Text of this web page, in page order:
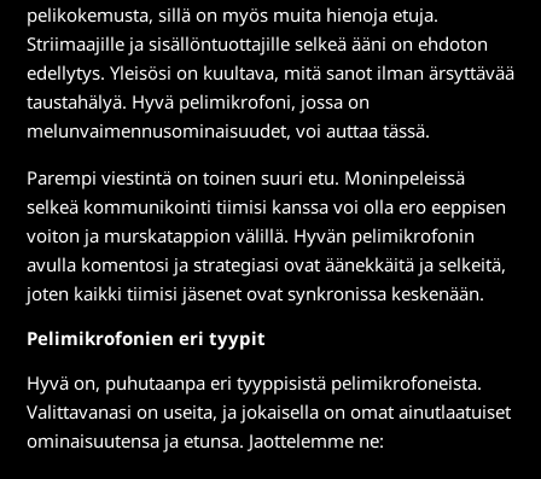
pelikokemusta, sillä on myös muita hienoja etuja.
Striimaajille ja sisällöntuottajille selkeä ääni on ehdoton
edellytys. Yleisösi on kuultava, mitä sanot ilman ärsyttävää
taustahälyä. Hyvä pelimikrofoni, jossa on
melunvaimennusominaisuudet, voi auttaa tässä.
Parempi viestintä on toinen suuri etu. Moninpeleissä
selkeä kommunikointi tiimisi kanssa voi olla ero eeppisen
voiton ja murskatappion välillä. Hyvän pelimikrofonin
avulla komentosi ja strategiasi ovat äänekkäitä ja selkeitä,
joten kaikki tiimisi jäsenet ovat synkronissa keskenään.
Pelimikrofonien eri tyypit
Hyvä on, puhutaanpa eri tyyppisistä pelimikrofoneista.
Valittavanasi on useita, ja jokaisella on omat ainutlaatuiset
ominaisuutensa ja etunsa. Jaottelemme ne: